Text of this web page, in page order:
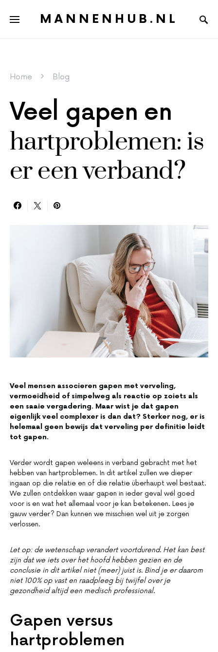
MANNENHUB.NL
Home Blog
Veel gapen en
hartproblemen: is
er een verband?
Veel mensen associeren gapen met verveling,
vermoeidheid of simpelweg als reactie op zoiets als
een saaie vergadering. Maar wist je dat gapen
eigenlijk veel complexer is dan dat? Sterker nog, er is
helemaal geen bewijs dat verveling per definitie leidt
tot gapen.
Verder wordt gapen weleens in verband gebracht met het
hebben van hartproblemen. In dit artikel zullen we dieper
ingaan op die relatie en of die relatie überhaupt wel bestaat.
We zullen ontdekken waar gapen in ieder geval wél goed
voor is en wat het allemaal voor je kan betekenen. Lees je
gauw verder? Dan kunnen we misschien wel uit je zorgen
verlossen.
Let op: de wetenschap verandert voortdurend. Het kan best
zijn dat we iets over het hoofd hebben gezien en de
conclusie in dit artikel niet (meer) juist is. Bind je er daarom
niet 100% op vast en raadpleeg bij twijfel over je
gezondheid altijd een medisch professional.
Gapen versus
hartproblemen